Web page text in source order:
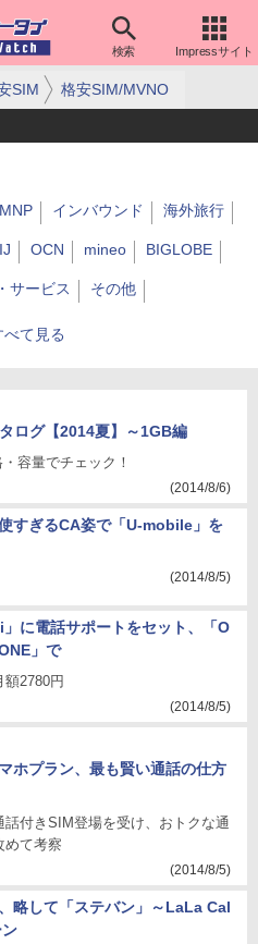
検索 Impressサイト
SIM 格安SIM/MVNO
べて見る
MNP インバウンド 海外旅行
OCN mineo BIGLOBE
サービス その他
FREETEL
ログ【2014夏】～1GB編
容量でチェック！
(2014/8/6)
すぎるCA姿で「U-mobile」を
(2014/8/5)
」に電話サポートをセット、「O
」で
2780円
(2014/8/5)
ホプラン、最も賢い通話の仕方
話付きSIM登場を受け、おトクな通
めて考察
(2014/8/5)
略して「ステバン」～LaLa Cal